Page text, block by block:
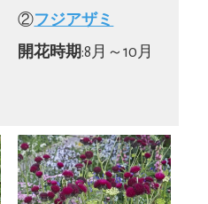
②フジアザミ
開花時期:8月～10月